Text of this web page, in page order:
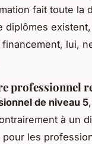
fait toute
diplômes
lui,
professionnel
de niveau 5
à un
les